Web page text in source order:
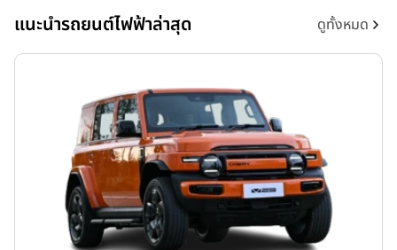
แนะนำรถยนต์ไฟฟ้าล่าสุด ดูทั้งหมด